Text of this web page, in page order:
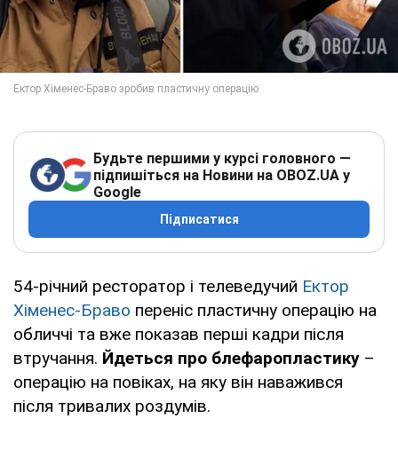
Будьте першими у курсі головного —
підпишіться на Новини на OBOZ.UA у
Google
Підписатися
54-річний ресторатор і телеведучий Ектор
Хіменес-Браво переніс пластичну операцію на
обличчі та вже показав перші кадри після
втручання. Йдеться про блефаропластику –
операцію на повіках, на яку він наважився
після тривалих роздумів.